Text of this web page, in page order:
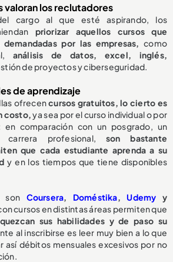
valoran los reclutadores
cargo al que esté aspirando, los
priorizar aquellos cursos que
por las empresas, como
análisis de datos, excel, inglés,
de proyectos y ciberseguridad.
de aprendizaje
ofrecencursos gratuitos, lo cierto es
costo,ya sea por el curso individual o por
en comparación con un posgrado, un
profesional, son bastante
que cada estudiante aprenda a su
y en los tiempos que tiene disponibles
son Coursera, Doméstika,Udemy y
cursos en distintas áreas permiten que
sus habilidades y de paso su
al inscribirse es leer muy bien a lo que
así débitos mensuales excesivos por no